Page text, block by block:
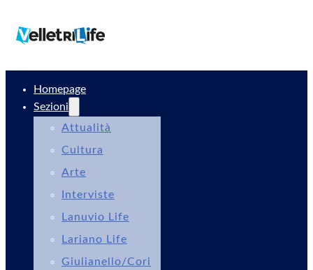
Homepage
Sezioni
Attualità
Cultura
Arte
Interviste
Lanuvio Life
Lariano Life
Giulianello/Cori